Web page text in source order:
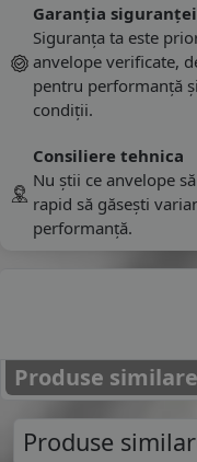
Garanția siguranței
Siguranța ta este
anvelope verificate,
pentru performanță
condiții.
Consiliere tehnica
Nu știi ce anvelope
rapid să găsești
performanță.
Produse similare
Produse